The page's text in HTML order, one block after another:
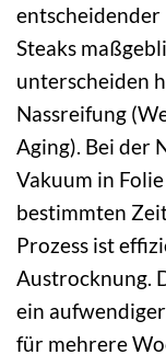
entscheidender
Steaks
unterscheiden
Nassreifung
Aging). Bei der
Vakuum in
bestimmten
Prozess ist
Austrocknung.
ein
für mehrere